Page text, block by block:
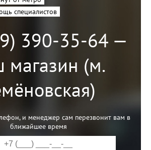
специалистов
390-35-64 —
магазин (м.
и менеджер сам перезвонит вам в
ближайшее время